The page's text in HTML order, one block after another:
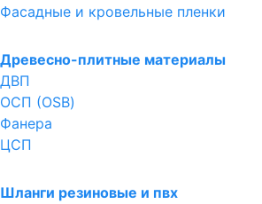
Фасадные и кровельные пленки
Древесно-плитные материалы
ДВП
ОСП (OSB)
Фанера
ЦСП
Шланги резиновые и пвх